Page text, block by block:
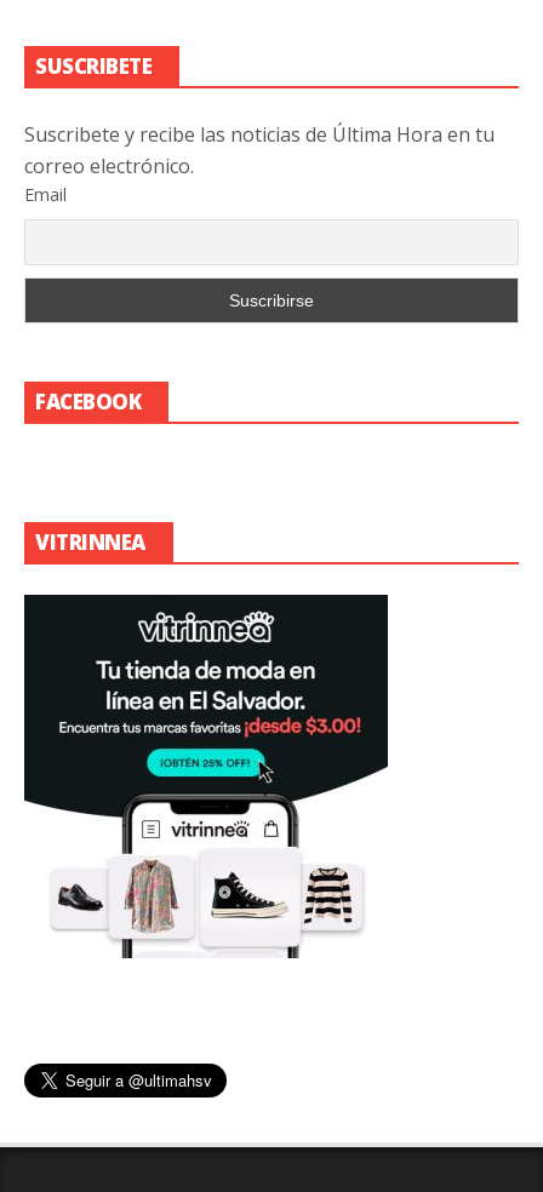
SUSCRIBETE
Suscribete y recibe las noticias de Última Hora en tu
correo electrónico.
Email
FACEBOOK
VITRINNEA